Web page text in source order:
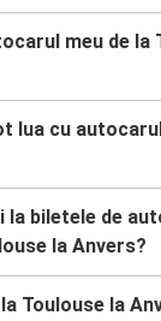
meu de la
lua cu
la biletele de
la Anvers?
Toulouse la